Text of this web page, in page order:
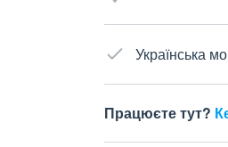
Українська
Працюєте тут?